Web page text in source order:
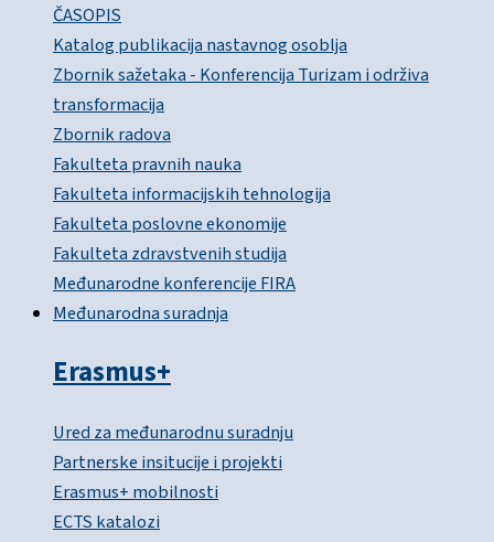
ČASOPIS
Katalog publikacija nastavnog osoblja
Zbornik sažetaka - Konferencija Turizam i održiva
transformacija
Zbornik radova
Fakulteta pravnih nauka
Fakulteta informacijskih tehnologija
Fakulteta poslovne ekonomije
Fakulteta zdravstvenih studija
Međunarodne konferencije FIRA
Međunarodna suradnja
Erasmus+
Ured za međunarodnu suradnju
Partnerske insitucije i projekti
Erasmus+ mobilnosti
ECTS katalozi